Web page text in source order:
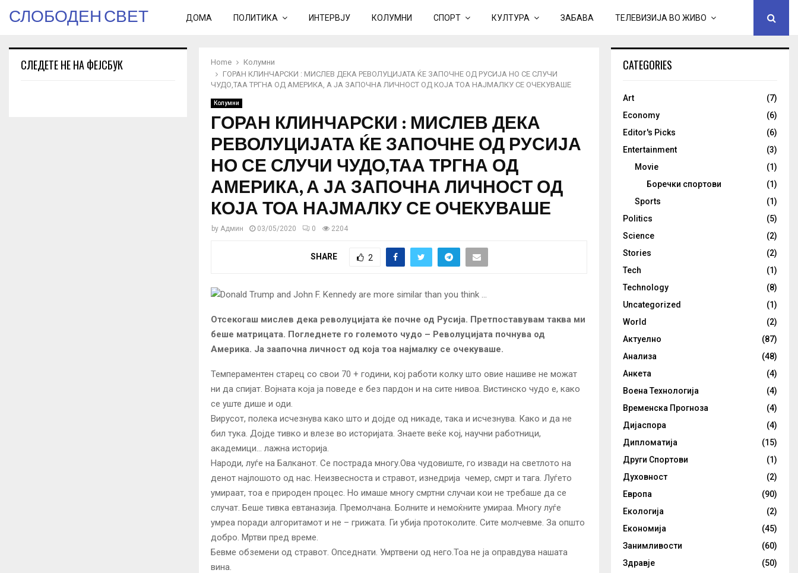
СЛОБОДЕН СВЕТ ДОМА ПОЛИТИКА ИНТЕРВЈУ КОЛУМНИ СПОРТ КУЛТУРА ЗАБАВА ТЕЛЕВИЗИЈА ВО ЖИВО
Home
Колумни
ГОРАН КЛИНЧАРСКИ : МИСЛЕВ ДЕКА РЕВОЛУЦИЈАТА ЌЕ ЗАПОЧНЕ ОД РУСИЈА НО СЕ СЛУЧИ
ЧУДО,ТАА ТРГНА ОД АМЕРИКА, А ЈА ЗАПОЧНА ЛИЧНОСТ ОД КОЈА ТОА НАЈМАЛКУ СЕ ОЧЕКУВАШЕ
Колумни
ГОРАН КЛИНЧАРСКИ : МИСЛЕВ ДЕКА
РЕВОЛУЦИЈАТА ЌЕ ЗАПОЧНЕ ОД РУСИЈА
НО СЕ СЛУЧИ ЧУДО,ТАА ТРГНА ОД
АМЕРИКА, А ЈА ЗАПОЧНА ЛИЧНОСТ ОД
КОЈА ТОА НАЈМАЛКУ СЕ ОЧЕКУВАШЕ
by Админ 03/05/2020 0 2204
SHARE 2
Отсекогаш мислев дека револуцијата ќе почне од Русија. Претпоставувам таква ми
беше матрицата. Погледнете го големото чудо – Револуцијата почнува од
Америка. Ја заапочна личност од која тоа најмалку се очекуваше.
Темпераментен старец со свои 70 + години, кој работи колку што овие нашиве не можат
ни да спијат. Војната која ја поведе е без пардон и на сите нивоа. Вистинско чудо е, како
се уште дише и оди.
Вирусот, полека исчезнува како што и дојде од никаде, така и исчезнува. Како и да не
бил тука. Дојде тивко и влезе во историјата. Знаете веќе кој, научни работници,
академици… лажна историја.
Народи, луѓе на Балканот. Се пострада многу.Ова чудовиште, го извади на светлото на
денот најлошото од нас. Неизвесноста и стравот, изнедрија чемер, смрт и тага. Луѓето
умираат, тоа е природен процес. Но имаше многу смртни случаи кои не требаше да се
случат. Беше тивка евтаназија. Премолчана. Болните и немоќните умираа. Многу луѓе
умреа поради алгоритамот и не – грижата. Ги убија протоколите. Сите молчевме. За општо
добро. Мртви пред време.
Бевме обземени од стравот. Опседнати. Умртвени од него.Тоа не ја оправдува нашата
вина.
СЛЕДЕТЕ НЕ НА ФЕЈСБУК CATEGORIES
Art
(7)
Economy
(6)
Editor's Picks
(6)
Entertainment
(3)
Movie
(1)
Боречки спортови
(1)
Sports
(1)
Politics
(5)
Science
(2)
Stories
(2)
Tech
(1)
Technology
(8)
Uncategorized
(1)
World
(2)
Актуелно
(87)
Анализа
(48)
Анкета
(4)
Воена Технологија
(4)
Временска Прогноза
(4)
Дијаспора
(4)
Дипломатија
(15)
Други Спортови
(1)
Духовност
(2)
Европа
(90)
Екологија
(2)
Економија
(45)
Занимливости
(60)
Здравје
(50)